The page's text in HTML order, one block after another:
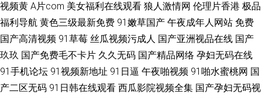
视频黄 A片com 美女福利在线观看 狼人激情网 伦理片香港 极品
福利导航 黄色三级最新免费 91嫩草国产 午夜成年人网站 免费
国产高清视频 91草莓 丝瓜视频污成人 国产亚洲视品在线 国产
玖玖 国产免费毛不卡片 久久无码 国产精品网络 孕妇无码在线
91手机论坛 91视频新地址 91日逼 午夜啪视频 91啪水蜜桃网 国
产二区无码 91日韩在线观看 西瓜影院视频全集 国产孕妇无码视